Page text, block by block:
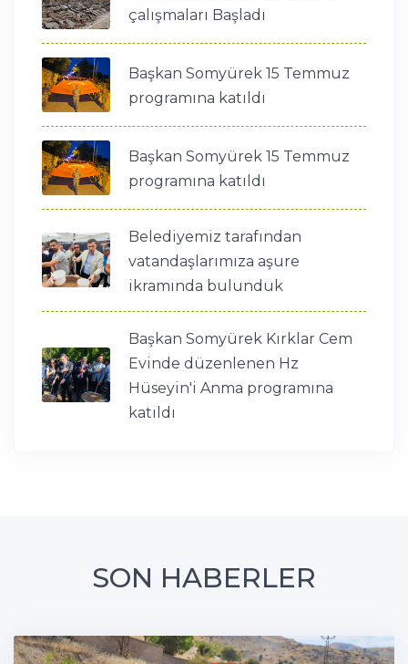
çalışmaları Başladı
Başkan Somyürek 15 Temmuz
programına katıldı
Başkan Somyürek 15 Temmuz
programına katıldı
Belediyemiz tarafından
vatandaşlarımıza aşure
ikramında bulunduk
Başkan Somyürek Kırklar Cem
Evinde düzenlenen Hz
Hüseyin'i Anma programına
katıldı
SON HABERLER